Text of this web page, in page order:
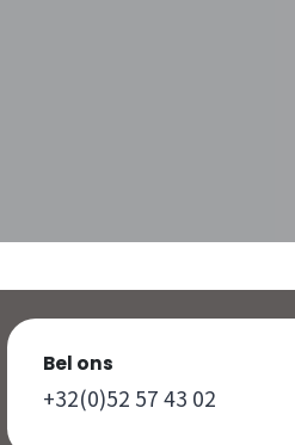
Bel ons
+32(0)52 57 43 02